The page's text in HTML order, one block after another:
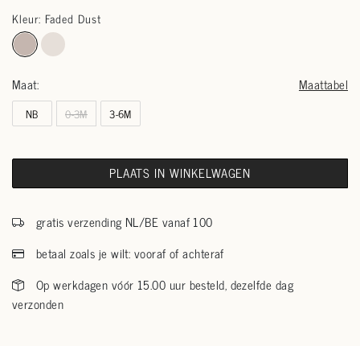
Kleur: Faded Dust
Maat: Maattabel
NB 0-3M 3-6M
PLAATS IN WINKELWAGEN
gratis verzending NL/BE vanaf 100
betaal zoals je wilt: vooraf of achteraf
Op werkdagen vóór 15.00 uur besteld, dezelfde dag
verzonden